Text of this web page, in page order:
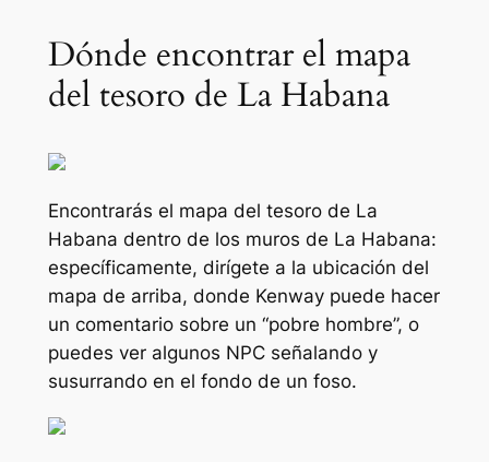
Dónde encontrar el mapa
del tesoro de La Habana
Encontrarás el mapa del tesoro de La
Habana dentro de los muros de La Habana:
específicamente, dirígete a la ubicación del
mapa de arriba, donde Kenway puede hacer
un comentario sobre un “pobre hombre”, o
puedes ver algunos NPC señalando y
susurrando en el fondo de un foso.